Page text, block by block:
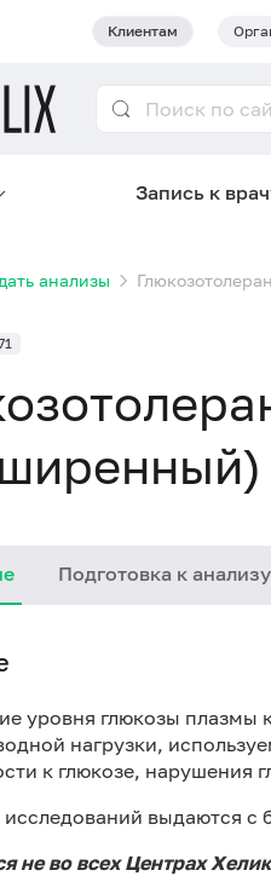
Клиентам
Запись к
анализы
Подготовка к анализу
уровня глюкозы плазмы
нагрузки,
к глюкозе, нарушения
исследований выдаются
не во всех Центрах